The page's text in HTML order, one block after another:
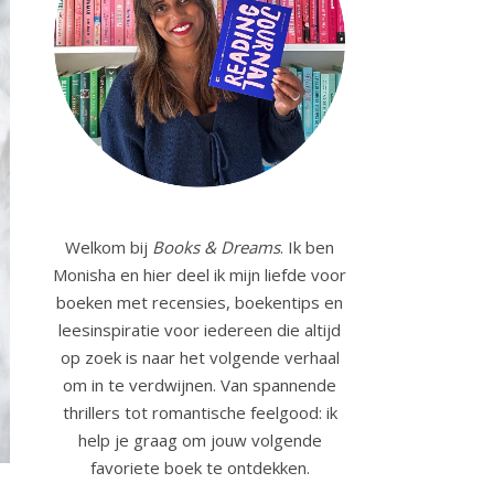
Welkom bij Books & Dreams. Ik ben
Monisha en hier deel ik mijn liefde voor
boeken met recensies, boekentips en
leesinspiratie voor iedereen die altijd
op zoek is naar het volgende verhaal
om in te verdwijnen. Van spannende
thrillers tot romantische feelgood: ik
help je graag om jouw volgende
favoriete boek te ontdekken.